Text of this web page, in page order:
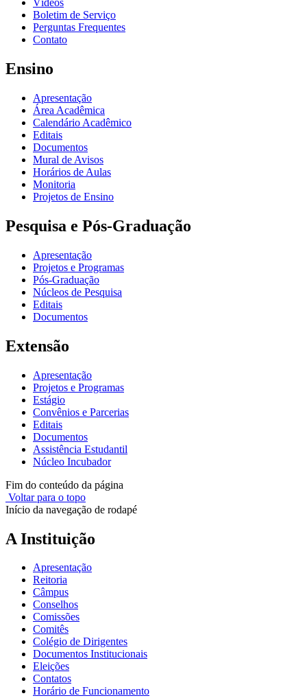
Vídeos
Boletim de Serviço
Perguntas Frequentes
Contato
Ensino
Apresentação
Área Acadêmica
Calendário Acadêmico
Editais
Documentos
Mural de Avisos
Horários de Aulas
Monitoria
Projetos de Ensino
Pesquisa e Pós-Graduação
Apresentação
Projetos e Programas
Pós-Graduação
Núcleos de Pesquisa
Editais
Documentos
Extensão
Apresentação
Projetos e Programas
Estágio
Convênios e Parcerias
Editais
Documentos
Assistência Estudantil
Núcleo Incubador
Fim do conteúdo da página
Voltar para o topo
Início da navegação de rodapé
A Instituição
Apresentação
Reitoria
Câmpus
Conselhos
Comissões
Comitês
Colégio de Dirigentes
Documentos Institucionais
Eleições
Contatos
Horário de Funcionamento